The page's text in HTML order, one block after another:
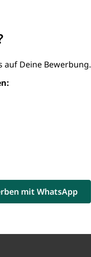
auf Deine Bewerbung.
mit WhatsApp